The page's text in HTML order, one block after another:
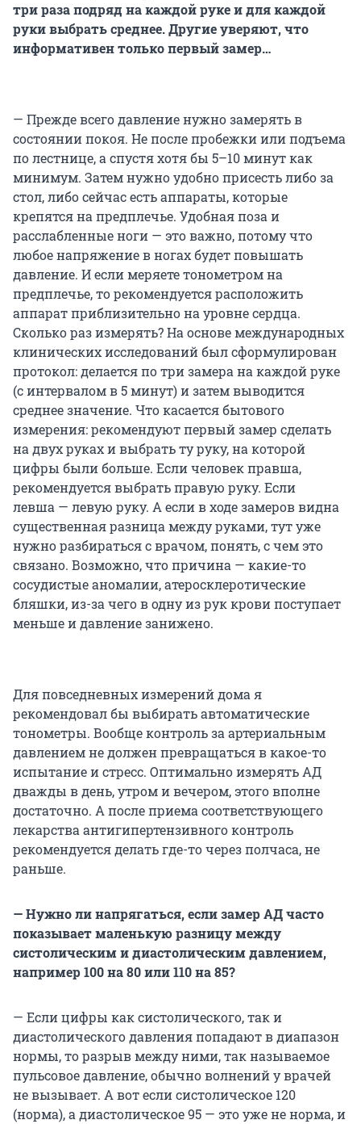
три раза подряд на каждой руке и для каждой
руки выбрать среднее. Другие уверяют, что
информативен только первый замер…
— Прежде всего давление нужно замерять в
состоянии покоя. Не после пробежки или подъема
по лестнице, а спустя хотя бы 5–10 минут как
минимум. Затем нужно удобно присесть либо за
стол, либо сейчас есть аппараты, которые
крепятся на предплечье. Удобная поза и
расслабленные ноги — это важно, потому что
любое напряжение в ногах будет повышать
давление. И если меряете тонометром на
предплечье, то рекомендуется расположить
аппарат приблизительно на уровне сердца.
Сколько раз измерять? На основе международных
клинических исследований был сформулирован
протокол: делается по три замера на каждой руке
(с интервалом в 5 минут) и затем выводится
среднее значение. Что касается бытового
измерения: рекомендуют первый замер сделать
на двух руках и выбрать ту руку, на которой
цифры были больше. Если человек правша,
рекомендуется выбрать правую руку. Если
левша — левую руку. А если в ходе замеров видна
существенная разница между руками, тут уже
нужно разбираться с врачом, понять, с чем это
связано. Возможно, что причина — какие-то
сосудистые аномалии, атеросклеротические
бляшки, из-за чего в одну из рук крови поступает
меньше и давление занижено.
Для повседневных измерений дома я
рекомендовал бы выбирать автоматические
тонометры. Вообще контроль за артериальным
давлением не должен превращаться в какое-то
испытание и стресс. Оптимально измерять АД
дважды в день, утром и вечером, этого вполне
достаточно. А после приема соответствующего
лекарства антигипертензивного контроль
рекомендуется делать где-то через полчаса, не
раньше.
— Нужно ли напрягаться, если замер АД часто
показывает маленькую разницу между
систолическим и диастолическим давлением,
например 100 на 80 или 110 на 85?
— Если цифры как систолического, так и
диастолического давления попадают в диапазон
нормы, то разрыв между ними, так называемое
пульсовое давление, обычно волнений у врачей
не вызывает. А вот если систолическое 120
(норма), а диастолическое 95 — это уже не норма, и